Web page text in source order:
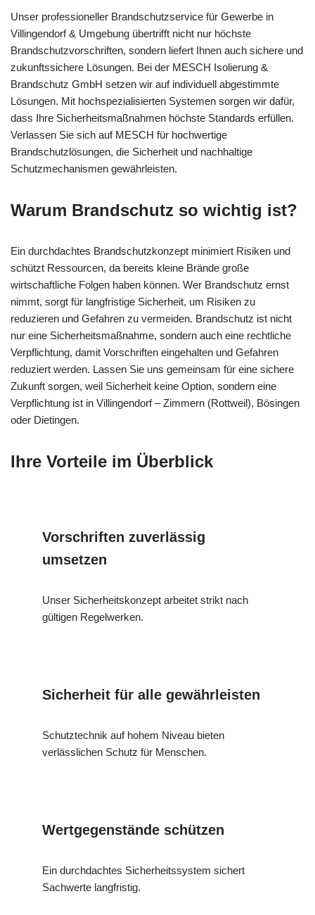
Unser professioneller Brandschutzservice für Gewerbe in
Villingendorf & Umgebung übertrifft nicht nur höchste
Brandschutzvorschriften, sondern liefert Ihnen auch sichere und
zukunftssichere Lösungen. Bei der MESCH Isolierung &
Brandschutz GmbH setzen wir auf individuell abgestimmte
Lösungen. Mit hochspezialisierten Systemen sorgen wir dafür,
dass Ihre Sicherheitsmaßnahmen höchste Standards erfüllen.
Verlassen Sie sich auf MESCH für hochwertige
Brandschutzlösungen, die Sicherheit und nachhaltige
Schutzmechanismen gewährleisten.
Warum Brandschutz so wichtig ist?
Ein durchdachtes Brandschutzkonzept minimiert Risiken und
schützt Ressourcen, da bereits kleine Brände große
wirtschaftliche Folgen haben können. Wer Brandschutz ernst
nimmt, sorgt für langfristige Sicherheit, um Risiken zu
reduzieren und Gefahren zu vermeiden. Brandschutz ist nicht
nur eine Sicherheitsmaßnahme, sondern auch eine rechtliche
Verpflichtung, damit Vorschriften eingehalten und Gefahren
reduziert werden. Lassen Sie uns gemeinsam für eine sichere
Zukunft sorgen, weil Sicherheit keine Option, sondern eine
Verpflichtung ist in Villingendorf – Zimmern (Rottweil), Bösingen
oder Dietingen.
Ihre Vorteile im Überblick
Vorschriften zuverlässig
umsetzen
Unser Sicherheitskonzept arbeitet strikt nach
gültigen Regelwerken.
Sicherheit für alle gewährleisten
Schutztechnik auf hohem Niveau bieten
verlässlichen Schutz für Menschen.
Wertgegenstände schützen
Ein durchdachtes Sicherheitssystem sichert
Sachwerte langfristig.